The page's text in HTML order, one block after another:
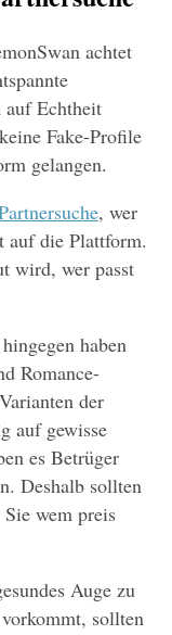
achtet
auf Echtheit
Fake-Profile
gelangen.
, wer
auf die Plattform.
wird, wer passt
haben
Romance-
der
auf gewisse
es Betrüger
Deshalb sollten
wem preis
Auge zu
sollten